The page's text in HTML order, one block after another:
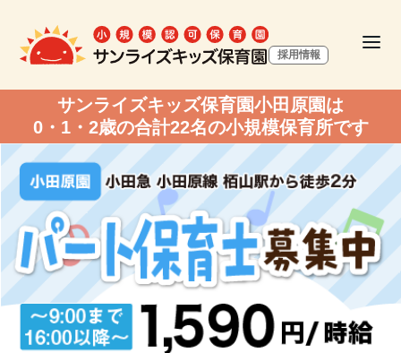
採用情報
サンライズキッズ保育園小田原園は
0・1・2歳の合計22名の小規模保育所です